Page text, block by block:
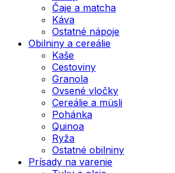
Čaje a matcha
Káva
Ostatné nápoje
Obilniny a cereálie
Kaše
Cestoviny
Granola
Ovsené vločky
Cereálie a müsli
Pohánka
Quinoa
Ryža
Ostatné obilniny
Prísady na varenie